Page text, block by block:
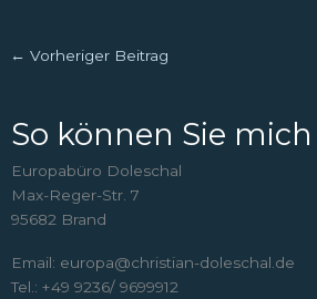
← Vorheriger Beitrag
So können Sie
Europabüro Doleschal
Max-Reger-Str. 7
95682 Brand
Email: europa@christian-doleschal.de
Tel.: +49 9236/ 9699912